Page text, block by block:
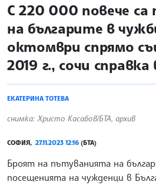
site.bta
С 220 000 повече
на българите в
октомври спрямо
2019 г., сочи
ЕКАТЕРИНА ТОТЕВА
снимка: Христо Касабов/БТА, архив
СОФИЯ, 27.11.2023 12:16 (БТА)
Броят на пътуванията на
посещенията на чужденци в